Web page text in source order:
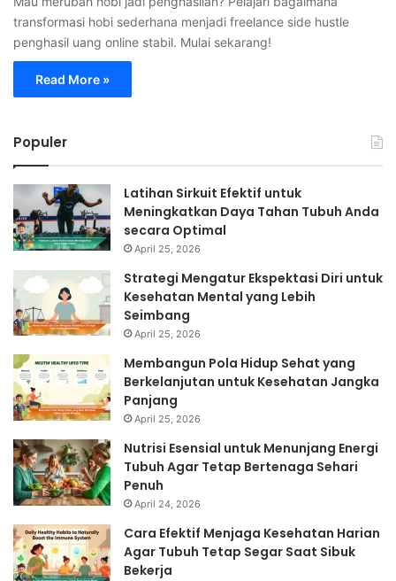
transformasi hobi sederhana menjadi freelance side hustle
penghasil uang online stabil. Mulai sekarang!
Read More »
Populer
Latihan Sirkuit Efektif untuk
Meningkatkan Daya Tahan Tubuh Anda
secara Optimal
April 25, 2026
Strategi Mengatur Ekspektasi Diri untuk
Kesehatan Mental yang Lebih
Seimbang
April 25, 2026
Membangun Pola Hidup Sehat yang
Berkelanjutan untuk Kesehatan Jangka
Panjang
April 25, 2026
Nutrisi Esensial untuk Menunjang Energi
Tubuh Agar Tetap Bertenaga Sehari
Penuh
April 24, 2026
Cara Efektif Menjaga Kesehatan Harian
Agar Tubuh Tetap Segar Saat Sibuk
Bekerja